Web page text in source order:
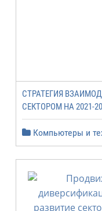
СТРАТЕГИЯ
СЕКТОРОМ НА 2021-
Компьютеры и